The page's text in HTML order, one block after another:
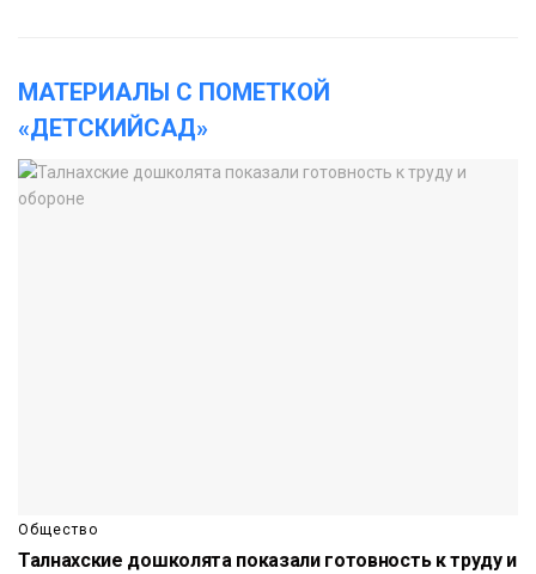
МАТЕРИАЛЫ С ПОМЕТКОЙ
«ДЕТСКИЙСАД»
Общество
Талнахские дошколята показали готовность к труду и